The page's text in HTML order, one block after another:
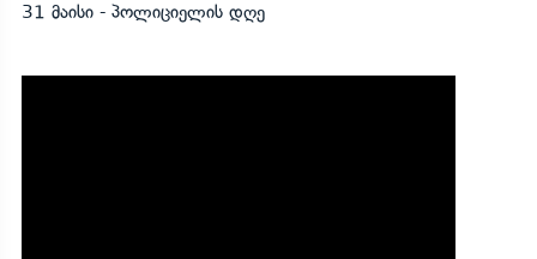
31 მაისი - პოლიციელის დღე